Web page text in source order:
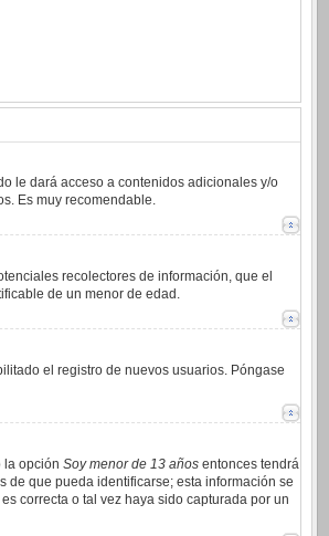
le dará acceso a contenidos adicionales y/o
Es muy recomendable.
recolectores de información, que el
de un menor de edad.
el registro de nuevos usuarios. Póngase
la opción Soy menor de 13 años entonces tendrá
de que pueda identificarse; esta información se
correcta o tal vez haya sido capturada por un